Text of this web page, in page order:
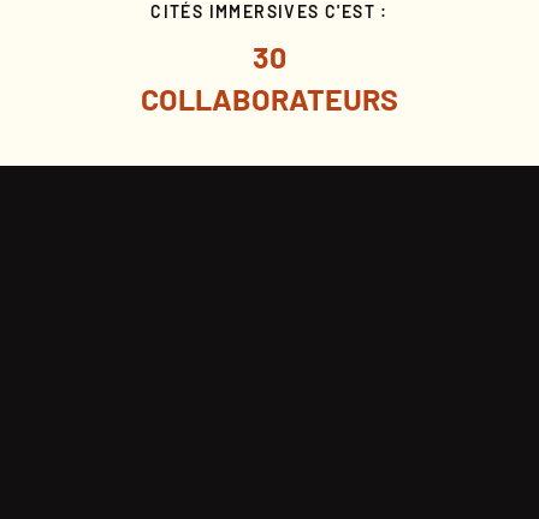
CITÉS IMMERSIVES C'EST :
30
COLLABORATEURS